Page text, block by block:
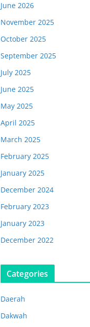
June 2026
November 2025
October 2025
September 2025
July 2025
June 2025
May 2025
April 2025
March 2025
February 2025
January 2025
December 2024
February 2023
January 2023
December 2022
Categories
Daerah
Dakwah